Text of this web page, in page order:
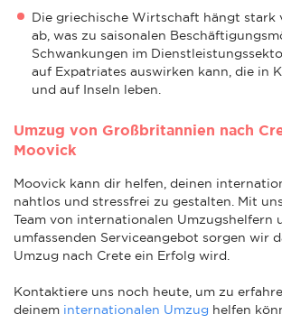
Die griechische Wirtschaft hängt stark
ab, was zu saisonalen
Schwankungen im
auf Expatriates auswirken kann, die in
und auf Inseln leben.
Umzug von Großbritannien nach
Moovick
Moovick kann dir helfen, deinen
nahtlos und stressfrei zu gestalten. Mit
Team von internationalen Umzugshelfern
umfassenden Serviceangebot sorgen wir
Umzug nach Crete ein Erfolg wird.
Kontaktiere uns noch heute, um zu
deinem internationalen Umzug helfen